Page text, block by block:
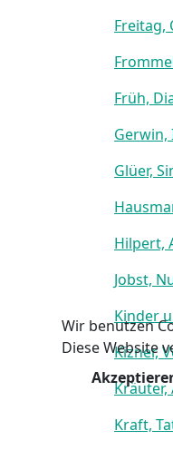
Freitag,
Früh,
Gerwin,
Glüer,
Hilpert,
Jobst,
Kinder
Kizner,
Kräuter,
Kraft,
Wir benutzen
Diese Website